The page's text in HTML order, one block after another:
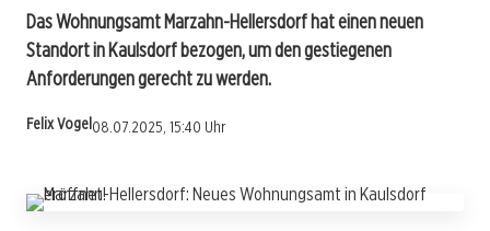
Das Wohnungsamt Marzahn-Hellersdorf hat einen neuen
Standort in Kaulsdorf bezogen, um den gestiegenen
Anforderungen gerecht zu werden.
Felix Vogel 08.07.2025, 15:40 Uhr